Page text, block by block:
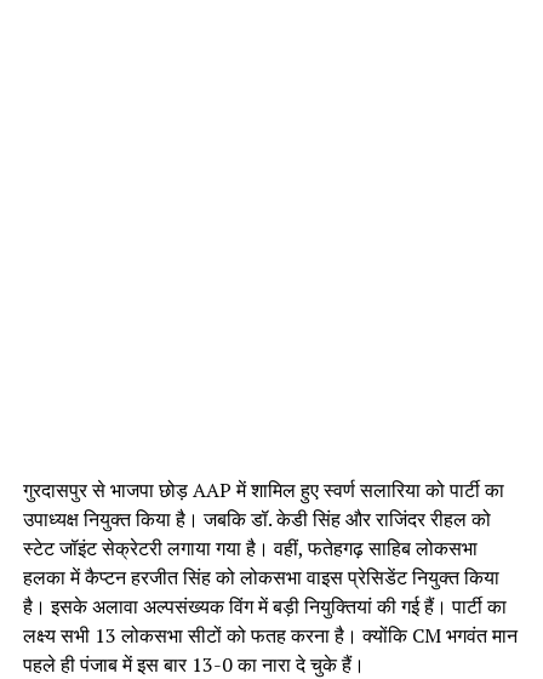
गुरदासपुर से भाजपा छोड़ AAP में शामिल हुए स्वर्ण सलारिया को पार्टी का
उपाध्यक्ष नियुक्त किया है। जबकि डॉ. केडी सिंह और राजिंदर रीहल को
स्टेट जॉइंट सेक्रेटरी लगाया गया है। वहीं, फतेहगढ़ साहिब लोकसभा
हलका में कैप्टन हरजीत सिंह को लोकसभा वाइस प्रेसिडेंट नियुक्त किया
है। इसके अलावा अल्पसंख्यक विंग में बड़ी नियुक्तियां की गई हैं। पार्टी का
लक्ष्य सभी 13 लोकसभा सीटों को फतह करना है। क्योंकि CM भगवंत मान
पहले ही पंजाब में इस बार 13-0 का नारा दे चुके हैं।